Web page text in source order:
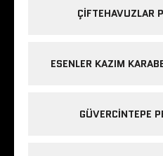
ÇIFTEHAVUZLAR
ESENLER KAZIM
GÜVERCINTEPE